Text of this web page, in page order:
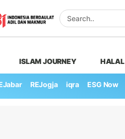
ISLAM JOURNEY HALAL
REJogja iqra ESG Now